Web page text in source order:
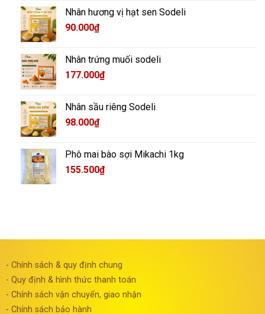
Nhân hương vị hạt sen Sodeli
90.000₫
Nhân trứng muối sodeli
177.000₫
Nhân sầu riêng Sodeli
98.000₫
Phô mai bào sợi Mikachi 1kg
155.500₫
- Chính sách & quy định chung
- Quy định & hình thức thanh toán
- Chính sách vận chuyển, giao nhận
- Chính sách bảo hành